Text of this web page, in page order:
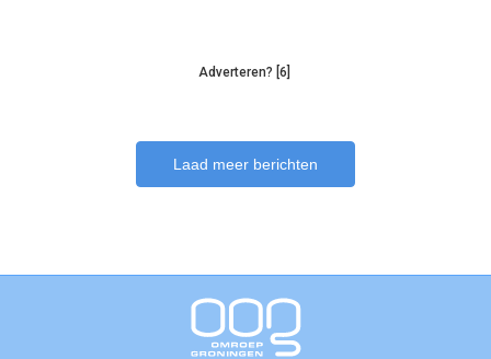
Adverteren? [6]
Laad meer berichten